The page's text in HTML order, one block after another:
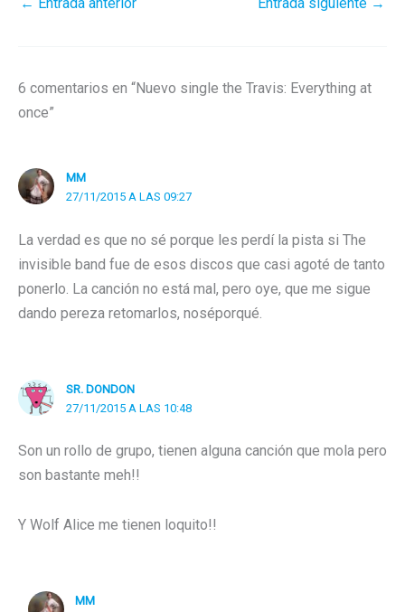
← Entrada anterior Entrada siguiente →
6 comentarios en “Nuevo single the Travis: Everything at
once”
MM
27/11/2015 A LAS 09:27
La verdad es que no sé porque les perdí la pista si The
invisible band fue de esos discos que casi agoté de tanto
ponerlo. La canción no está mal, pero oye, que me sigue
dando pereza retomarlos, noséporqué.
SR. DONDON
27/11/2015 A LAS 10:48
Son un rollo de grupo, tienen alguna canción que mola pero
son bastante meh!!
Y Wolf Alice me tienen loquito!!
MM